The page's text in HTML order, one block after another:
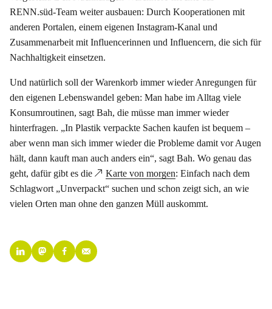
RENN.süd-Team weiter ausbauen: Durch Kooperationen mit
anderen Portalen, einem eigenen Instagram-Kanal und
Zusammenarbeit mit Influencerinnen und Influencern, die sich für
Nachhaltigkeit einsetzen.
Und natürlich soll der Warenkorb immer wieder Anregungen für
den eigenen Lebenswandel geben: Man habe im Alltag viele
Konsumroutinen, sagt Bah, die müsse man immer wieder
hinterfragen. „In Plastik verpackte Sachen kaufen ist bequem –
aber wenn man sich immer wieder die Probleme damit vor Augen
hält, dann kauft man auch anders ein“, sagt Bah. Wo genau das
geht, dafür gibt es die
Karte von morgen: Einfach nach dem
Schlagwort „Unverpackt“ suchen und schon zeigt sich, an wie
vielen Orten man ohne den ganzen Müll auskommt.